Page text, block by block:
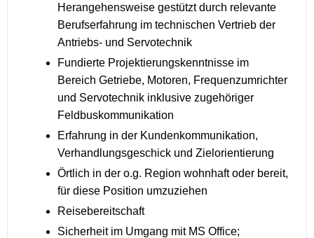
Herangehensweise gestützt durch relevante
Berufserfahrung im technischen Vertrieb der
Antriebs- und Servotechnik
Fundierte Projektierungskenntnisse im
Bereich Getriebe, Motoren, Frequenzumrichter
und Servotechnik inklusive zugehöriger
Feldbuskommunikation
Erfahrung in der Kundenkommunikation,
Verhandlungsgeschick und Zielorientierung
Örtlich in der o.g. Region wohnhaft oder bereit,
für diese Position umzuziehen
Reisebereitschaft
Sicherheit im Umgang mit MS Office;